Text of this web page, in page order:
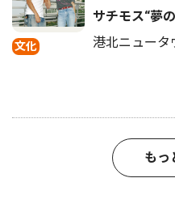
文化
サチモス“夢
港北ニュータ
もっ